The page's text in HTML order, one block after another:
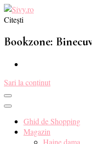
Sivy.ro ❤️
Sivy.ro este un sursa de
pentru tine. ❤️
Citești
Bookzone:
Sari la conținut
Ghid de Shopping
Magazin
Haine dama